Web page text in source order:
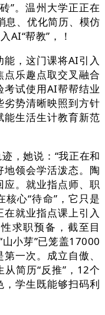
。温州大学正正在
息、优化简历、模仿
AI“帮教”，！
，这门课将AI引入
乐趣点取交叉融合
考试使用AI帮帮结业
势清晰映照到方针
生活生计教育新范
，她说：“我正在和
领会学活泼态。陶
。就业指点师、职
心“待命”，它只是
就业指点课上引入
求职预备，截至目
小芽”已笼盖17000
一次。成立自傲、
简历“反推”，12个
学生既能够扫码利